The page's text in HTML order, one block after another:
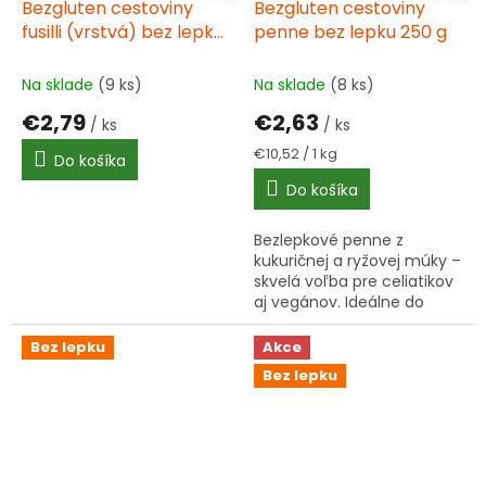
Bezgluten cestoviny
fusilli (vrstvá) bez lepku
Na sklade (9 ks)
€2,79 / ks
Do košíka
Bezgluten cestoviny
penne bez lepku 250 g
Na sklade (8 ks)
€2,63 / ks
Jednotková
cena:
€10,52 / 1 kg
Do košíka
Bezlepkové penne z
kukuričnej a ryžovej múky –
skvelá voľba pre celiatikov
aj vegánov. Ideálne do
omáčok, zapékaných jedál
aj šalátov!
Bez lepku
Akce
Bez lepku